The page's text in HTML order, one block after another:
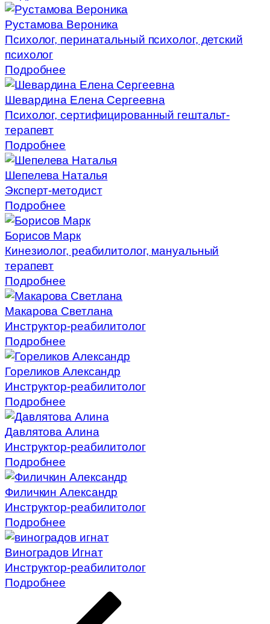
Рустамова Вероника
Психолог, перинатальный психолог, детский
психолог
Подробнее
Шевардина Елена Сергеевна
Психолог, сертифицированный гештальт-
терапевт
Подробнее
Шепелева Наталья
Эксперт-методист
Подробнее
Борисов Марк
Кинезиолог, реабилитолог, мануальный
терапевт
Подробнее
Макарова Светлана
Инструктор-реабилитолог
Подробнее
Гореликов Александр
Инструктор-реабилитолог
Подробнее
Давлятова Алина
Инструктор-реабилитолог
Подробнее
Филичкин Александр
Инструктор-реабилитолог
Подробнее
Виноградов Игнат
Инструктор-реабилитолог
Подробнее